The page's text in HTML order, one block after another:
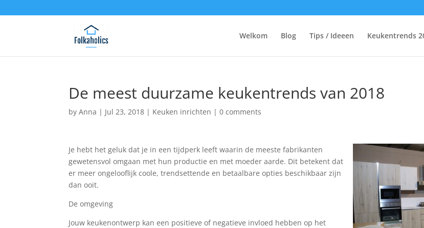
Welkom Blog Tips / Ideeen Keukentrends
De meest duurzame keukentrends van 2018
byAnna | Jul 23, 2018 | Keuken inrichten |0 comments
Je hebt het geluk dat je in een tijdperk leeft waarin de meeste fabrikanten
gewetensvol omgaan met hun productie en met moeder aarde. Dit betekent dat
er meer ongelooflijk coole, trendsettende en betaalbare opties beschikbaar zijn
dan ooit.
De omgeving
Jouw keukenontwerp kan een positieve of negatieve invloed hebben op het